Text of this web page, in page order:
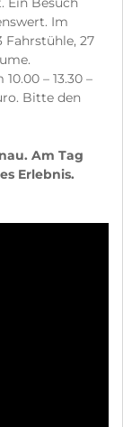
Im
Fahrstühle, 27
– 13.30 –
Bitte den
Am Tag
Erlebnis.